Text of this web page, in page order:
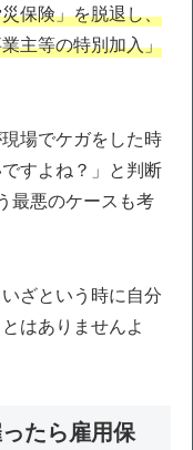
保険」を脱退し、
主等の特別加入」
場でケガをした時
すよね？」と判断
最悪のケースも考
ざという時に自分
はありませんよ
たら雇用保